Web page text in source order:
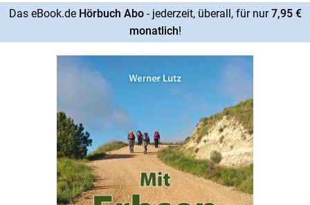
Das eBook.de Hörbuch Abo- jederzeit, überall, für nur7,95 €
monatlich!